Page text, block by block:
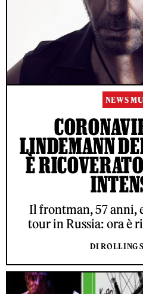
NEWS
LINDEMANN
È
Il frontman, 57 anni,
tour in Russia: ora è
DI ROLLING